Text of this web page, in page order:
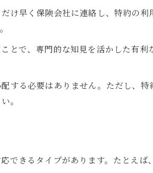
け早く保険会社に連絡し、特約の利
で、専門的な知見を活かした有利
する必要はありません。ただし、
。
できるタイプがあります。たとえば